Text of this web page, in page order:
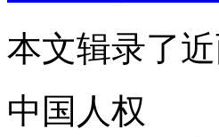
本文辑录了
中国人权